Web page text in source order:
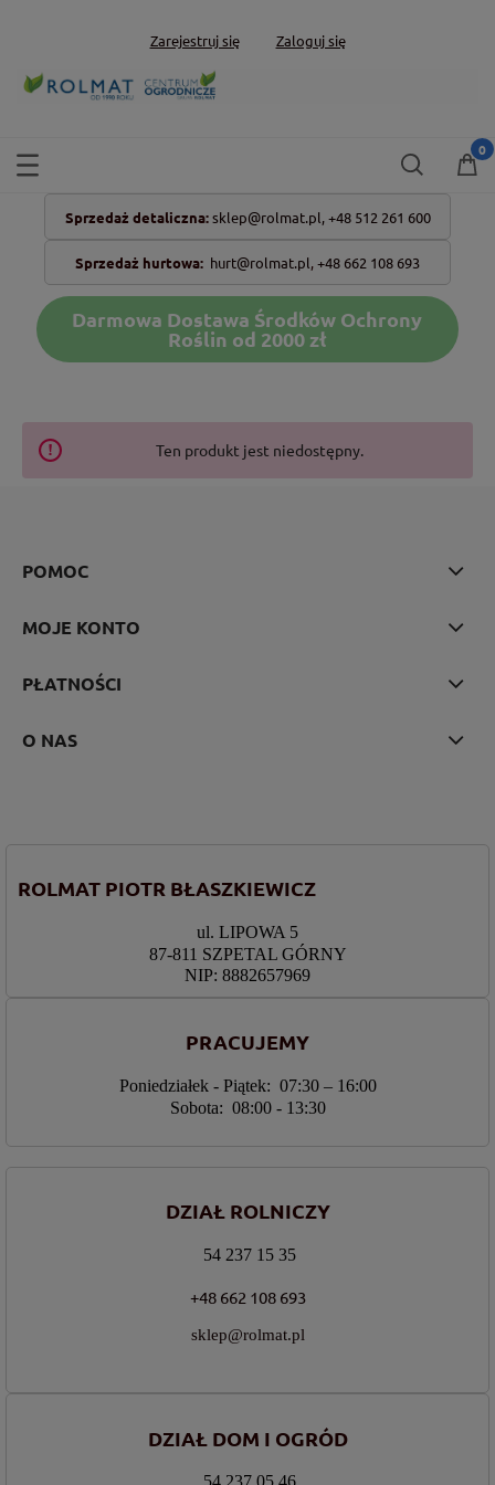
Zarejestruj się Zaloguj się
Sprzedaż detaliczna: sklep@rolmat.pl, +48 512 261 600
Sprzedaż hurtowa: hurt@rolmat.pl,+48 662 108 693
Darmowa Dostawa Środków Ochrony
Roślin od 2000 zł
Ten produkt jest niedostępny.
POMOC
MOJE KONTO
PŁATNOŚCI
O NAS
ROLMAT PIOTR BŁASZKIEWICZ
ul. LIPOWA 5
87-811 SZPETAL GÓRNY
NIP: 8882657969
PRACUJEMY
Poniedziałek - Piątek: 07:30 – 16:00
Sobota: 08:00 - 13:30
DZIAŁ ROLNICZY
54 237 15 35
+48 662 108 693
sklep@rolmat.pl
DZIAŁ DOM I OGRÓD
54 237 05 46